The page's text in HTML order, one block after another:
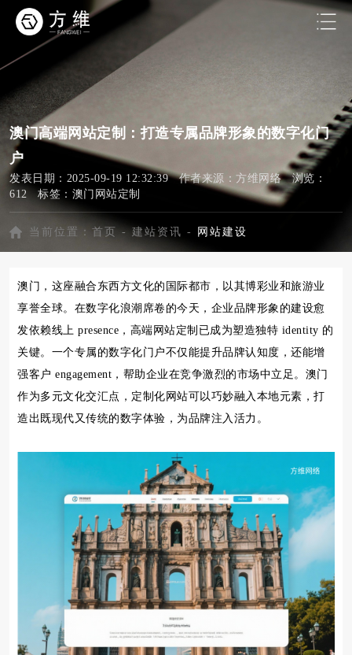
澳门高端网站定制：打造专属品牌形象的数字化门
户
发表日期：2025-09-19 12:32:39 作者来源：方维网络 浏览：
612 标签： 澳门网站定制
当前位置： 首页 - 建站资讯 - 网站建设
澳门，这座融合东西方文化的国际都市，以其博彩业和旅游业
享誉全球。在数字化浪潮席卷的今天，企业品牌形象的建设愈
发依赖线上 presence，高端网站定制已成为塑造独特 identity 的
关键。一个专属的数字化门户不仅能提升品牌认知度，还能增
强客户 engagement，帮助企业在竞争激烈的市场中立足。澳门
作为多元文化交汇点，定制化网站可以巧妙融入本地元素，打
造出既现代又传统的数字体验，为品牌注入活力。